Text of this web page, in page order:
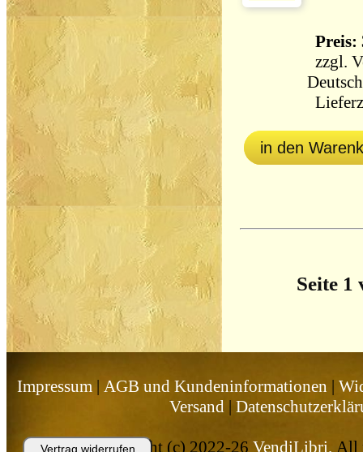
Preis:
zzgl.
in den
Seite 1
Impressum | AGB und Kundeninformationen |
Versand|
Copyright (c) 2022-26 VendiLibri. All
Vertrag widerrufen